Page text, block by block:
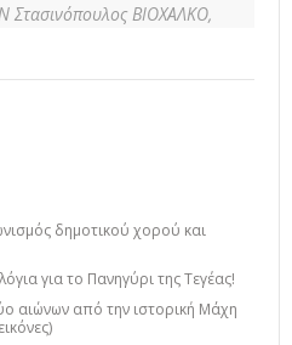
Στασινόπουλος ΒΙΟΧΑΛΚΟ,
δημοτικού χορού και
για το Πανηγύρι της Τεγέας!
αιώνων από την ιστορική Μάχη